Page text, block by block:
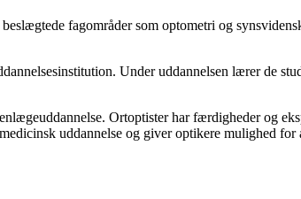
fagområder som optometri og
Under uddannelsen lærer de
Ortoptister har færdigheder og
uddannelse og giver optikere mulighed